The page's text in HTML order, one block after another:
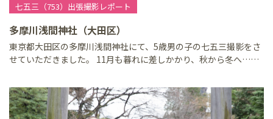
七五三（753）出張撮影レポート
多摩川浅間神社（大田区）
東京都大田区の多摩川浅間神社にて、5歳男の子の七五三撮影をさ
せていただきました。 11月も暮れに差しかかり、秋から冬へ……